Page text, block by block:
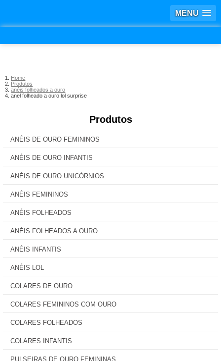
MENU
Home
Produtos
anéis folheados a ouro
anel folheado a ouro lol surprise
Produtos
ANÉIS DE OURO FEMININOS
ANÉIS DE OURO INFANTIS
ANÉIS DE OURO UNICÓRNIOS
ANÉIS FEMININOS
ANÉIS FOLHEADOS
ANÉIS FOLHEADOS A OURO
ANÉIS INFANTIS
ANÉIS LOL
COLARES DE OURO
COLARES FEMININOS COM OURO
COLARES FOLHEADOS
COLARES INFANTIS
PULSEIRAS DE OURO FEMININAS